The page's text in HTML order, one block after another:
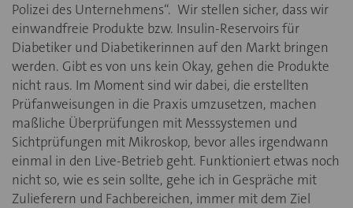
Polizei des Unternehmens“. Wir stellen sicher, dass wir
einwandfreie Produkte bzw. Insulin-Reservoirs für
Diabetiker und Diabetikerinnen auf den Markt bringen
werden. Gibt es von uns kein Okay, gehen die Produkte
nicht raus. Im Moment sind wir dabei, die erstellten
Prüfanweisungen in die Praxis umzusetzen, machen
maßliche Überprüfungen mit Messsystemen und
Sichtprüfungen mit Mikroskop, bevor alles irgendwann
einmal in den Live-Betrieb geht. Funktioniert etwas noch
nicht so, wie es sein sollte, gehe ich in Gespräche mit
Zulieferern und Fachbereichen, immer mit dem Ziel